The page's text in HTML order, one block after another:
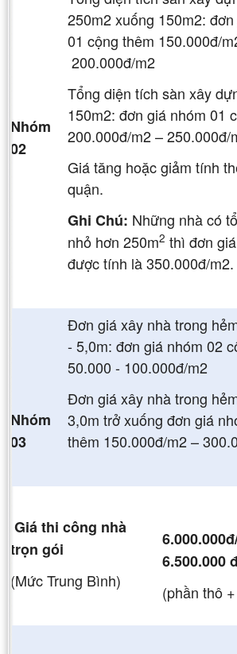
Nhóm
02
250m2 xuống 150m2:
01 cộng thêm 150.000đ/
200.000đ/m2
Tổng diện tích sàn xây
150m2: đơn giá nhóm 01
200.000đ/m2 – 250.000đ/
Giá tăng hoặc giảm tính
quận.
Ghi Chú: Những nhà có
nhỏ hơn 250m2 thì đơn
được tính là 350.000đ/m2.
Nhóm
03
Đơn giá xây nhà trong
- 5,0m: đơn giá nhóm 02
50.000 - 100.000đ/m2
Đơn giá xây nhà trong
3,0m trở xuống đơn giá
thêm 150.000đ/m2 –
Giá thi công nhà
trọn gói
(Mức Trung Bình)
6.500.000
(phần thô